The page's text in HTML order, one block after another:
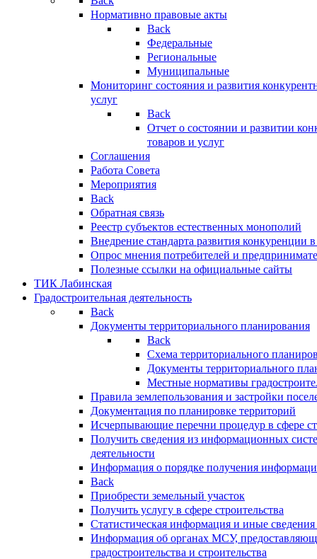
Нормативно правовые акты
Back
Федеральные
Региональные
Муниципальные
Мониторинг состояния и развития
услуг
Back
Отчет о состоянии и развитии
товаров и услуг
Соглашения
Работа Совета
Мероприятия
Back
Обратная связь
Реестр субъектов естественных монополий
Внедрение стандарта развития конкуренции
Опрос мнения потребителей и
Полезные ссылки на официальные сайты
ТИК Лабинская
Градостроительная деятельность
Back
Документы территориального планирования
Back
Схема территориального
Документы территориального
Местные нормативы
Правила землепользования и застройки
Документация по планировке территорий
Исчерпывающие перечни процедур в сфере
Получить сведения из информационных
деятельности
Информация о порядке получения
Back
Приобрести земельный участок
Получить услугу в сфере строительства
Статистическая информация и иные сведения
Информация об органах МСУ,
градостроительства и строительства